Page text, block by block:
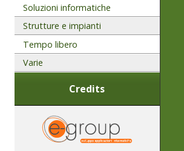
Soluzioni informatiche
Strutture e impianti
Tempo libero
Varie
Credits